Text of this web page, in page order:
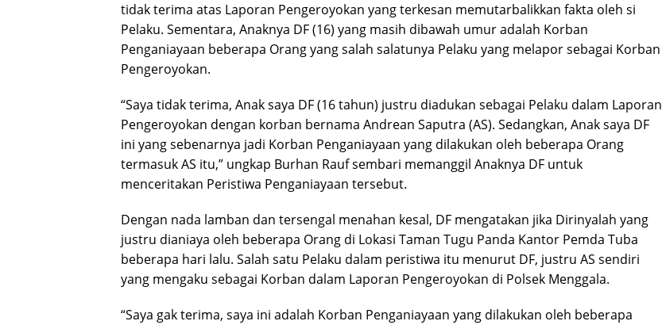
tidak terima atas Laporan Pengeroyokan yang terkesan memutarbalikkan fakta oleh si
Pelaku. Sementara, Anaknya DF (16) yang masih dibawah umur adalah Korban
Penganiayaan beberapa Orang yang salah salatunya Pelaku yang melapor sebagai Korban
Pengeroyokan.
“Saya tidak terima, Anak saya DF (16 tahun) justru diadukan sebagai Pelaku dalam Laporan
Pengeroyokan dengan korban bernama Andrean Saputra (AS). Sedangkan, Anak saya DF
ini yang sebenarnya jadi Korban Penganiayaan yang dilakukan oleh beberapa Orang
termasuk AS itu,” ungkap Burhan Rauf sembari memanggil Anaknya DF untuk
menceritakan Peristiwa Penganiayaan tersebut.
Dengan nada lamban dan tersengal menahan kesal, DF mengatakan jika Dirinyalah yang
justru dianiaya oleh beberapa Orang di Lokasi Taman Tugu Panda Kantor Pemda Tuba
beberapa hari lalu. Salah satu Pelaku dalam peristiwa itu menurut DF, justru AS sendiri
yang mengaku sebagai Korban dalam Laporan Pengeroyokan di Polsek Menggala.
“Saya gak terima, saya ini adalah Korban Penganiayaan yang dilakukan oleh beberapa